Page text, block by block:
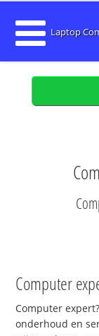
Laptop
Computer
Computer
onderhoud en